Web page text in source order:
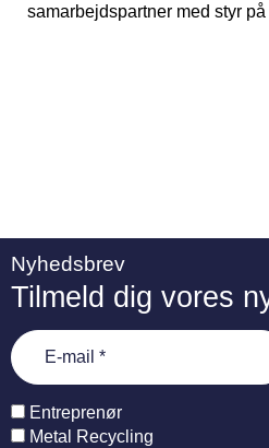
samarbejdspartner med styr
Nyhedsbrev
Tilmeld dig vores
Entreprenør
Metal Recycling